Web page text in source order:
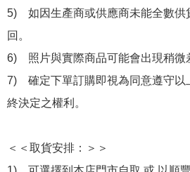
5)　如因生產商或供應商未能全數供
回。
6)　照片與實際商品可能會出現稍微
7)　確定下單訂購即視為同意遵守
終決定之權利。
＜＜取貨安排：＞＞